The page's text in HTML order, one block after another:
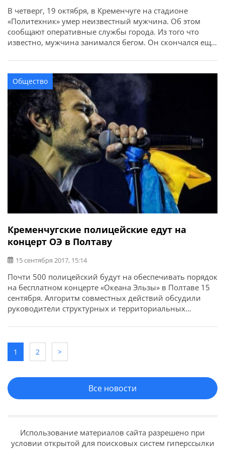
В четверг, 19 октября, в Кременчуге на стадионе
«Политехник» умер неизвестный мужчина. Об этом
сообщают оперативные службы города. Из того что
известно, мужчина занимался бегом. Он скончался еще
информации, смерть наступила в результате инфаркта.
Общество
Кременчугские полицейские едут на
концерт ОЭ в Полтаву
15 сентября 2017, 15:14
Почти 500 полицейский будут на обеспечивать порядок
на бесплатном концерте «Океана Эльзы» в Полтаве 15
сентября. Алгоритм совместных действий обсудили
руководители структурных и территориальных
структур области на совестном совещании. Заместитель
Захарченко рассказал, что охрану общественного
порядка будут обеспечивать около полусотни
службу на прилегающих к стадиону «Ворскла»
территориях, остановках общественного транспорта.
1 2 >
Все новости
Использование материалов сайта разрешено при
условии открытой для поисковых систем гиперссылки